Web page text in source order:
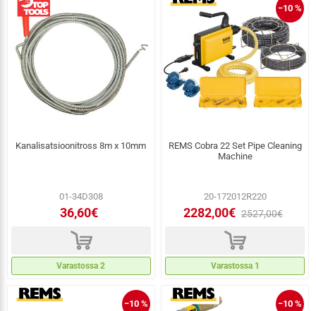
Kanalisatsioonitross 8m x 10mm
01-34D308
36,60€
d
Varastossa 2
−10 %
REMS Cobra 22 Set Pipe Cleaning
Machine
20-172012R220
2282,00€ 2527,00€
d
Varastossa 1
−10 % −10 %